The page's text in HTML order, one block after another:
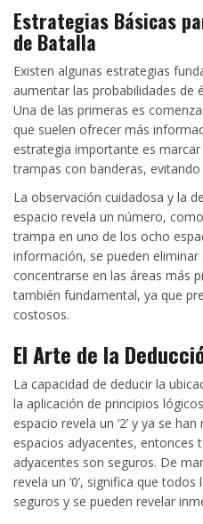
Estrategias Básicas
de Batalla
Existen algunas estrategias
aumentar las probabilidades de
Una de las primeras es
que suelen ofrecer más
estrategia importante es
trampas con banderas,
La observación cuidadosa y la
espacio revela un número, como
trampa en uno de los ocho
información, se pueden
concentrarse en las áreas más
también fundamental, ya que
costosos.
El Arte de la
La capacidad de deducir la
la aplicación de principios
espacio revela un ‘2’ y ya se
espacios adyacentes, entonces
adyacentes son seguros. De
revela un ‘0’, significa que
seguros y se pueden revelar